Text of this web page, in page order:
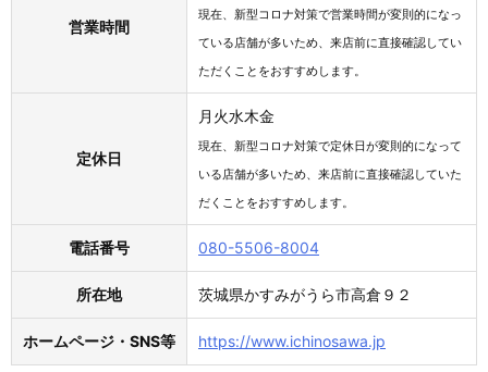
営業時間
現在、新型コロナ対策で営業時間が変則的になっ
ている店舗が多いため、来店前に直接確認してい
ただくことをおすすめします。
定休日
月火水木金
現在、新型コロナ対策で定休日が変則的になって
いる店舗が多いため、来店前に直接確認していた
だくことをおすすめします。
電話番号 080-5506-8004
所在地 茨城県かすみがうら市高倉９２
ホームページ・SNS等 https://www.ichinosawa.jp